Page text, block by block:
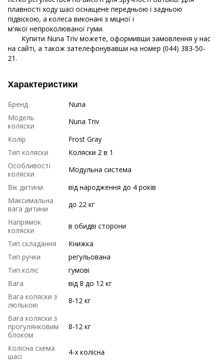
плавності ходу шасі оснащене передньою і задньою
підвіскою, а колеса виконані з міцної і
м'якої непроколюваної гуми.
Купити Nuna Triv можете, оформивши замовлення у нас
на сайті, а також зателефонувавши на номер (044) 383-50-
21.
Характеристики
Бренд
Nuna
Модель
коляски
Nuna Triv
Колір
Frost Gray
Тип коляски
Коляски 2 в 1
Особливості
коляски
Модульна система
Вік дитини
від народження до 4 років
Максимальна
вага дитини
до 22 кг
Напрямок
коляски
в обидві сторони
Тип складання
Книжка
Тип ручки
регульована
Тип коліс
гумові
Вага
від 8 до 12 кг
Вага коляски з
люлькою
8-12 кг
Вага коляски з
прогулянковим
блоком
8-12 кг
Колісна схема
шасі
4-х колісна